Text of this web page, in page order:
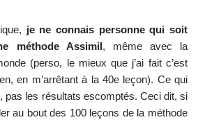
je ne connais personne qui soit
méthode Assimil, même avec la
(perso, le mieux que j’ai fait c’est
en m’arrêtant à la 40e leçon). Ce qui
pas les résultats escomptés. Ceci dit, si
au bout des 100 leçons de la méthode